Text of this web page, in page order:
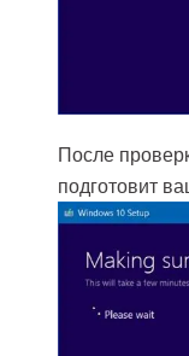
После
подготовит